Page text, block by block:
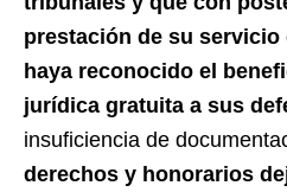
prestación de su servicio
haya reconocido el
jurídica gratuita a sus
insuficiencia de
derechos y honorarios